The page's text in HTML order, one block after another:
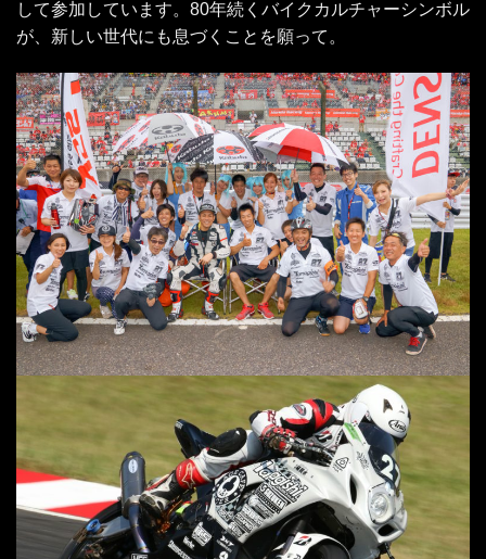
して参加しています。80年続くバイクカルチャーシンボル
が、新しい世代にも息づくことを願って。